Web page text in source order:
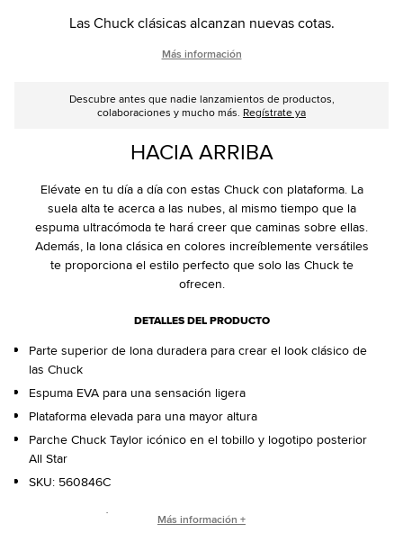
Las Chuck clásicas alcanzan nuevas cotas.
Más información
Descubre antes que nadie lanzamientos de productos,
colaboraciones y mucho más. Regístrate ya
HACIA ARRIBA
Elévate en tu día a día con estas Chuck con plataforma. La
suela alta te acerca a las nubes, al mismo tiempo que la
espuma ultracómoda te hará creer que caminas sobre ellas.
Además, la lona clásica en colores increíblemente versátiles
te proporciona el estilo perfecto que solo las Chuck te
ofrecen.
DETALLES DEL PRODUCTO
Parte superior de lona duradera para crear el look clásico de
las Chuck
Espuma EVA para una sensación ligera
Plataforma elevada para una mayor altura
Parche Chuck Taylor icónico en el tobillo y logotipo posterior
All Star
SKU: 560846C
ORÍGENES DE LAS CHUCK TAYLOR ALL STAR
Más información +